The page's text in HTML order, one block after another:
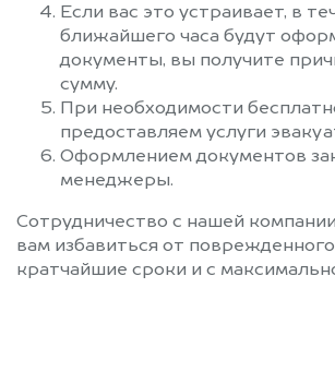
Если вас это устраивает, в
ближайшего часа будут
документы, вы получите
сумму.
При необходимости
предоставляем услуги
Оформлением документов
менеджеры.
Сотрудничество с нашей
вам избавиться от
кратчайшие сроки и с